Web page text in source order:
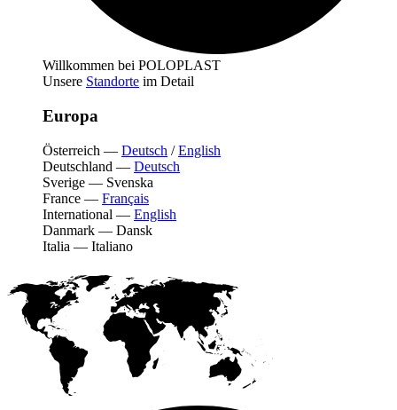
Willkommen bei POLOPLAST
Unsere Standorte im Detail
Europa
Österreich — Deutsch /English
Deutschland — Deutsch
Sverige — Svenska
France — Français
International — English
Danmark — Dansk
Italia — Italiano